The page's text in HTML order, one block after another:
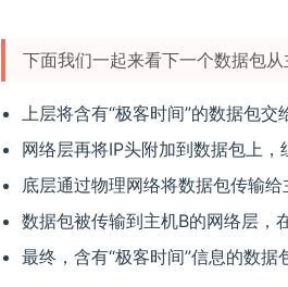
下面我们一起来看下一个数据包从
上层将含有“极客时间”的数据包交
网络层再将IP头附加到数据包上，
底层通过物理网络将数据包传输给
数据包被传输到主机B的网络层，
最终，含有“极客时间”信息的数据